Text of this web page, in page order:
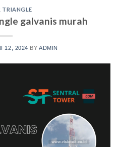
TRIANGLE
galvanis murah
12, 2024 BYADMIN